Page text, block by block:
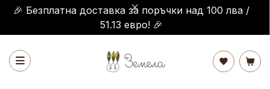
🎉 Безплатна доставка за поръчки над 100 лва /
51.13 евро! 🎉